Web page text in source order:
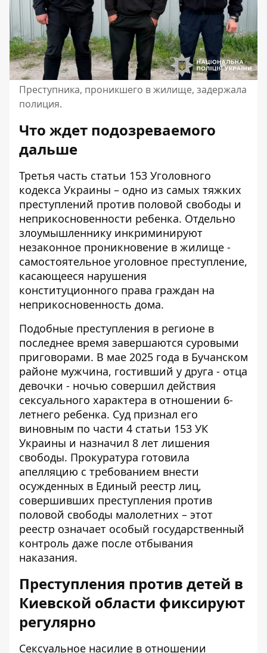
Преступника, проникшего в жилище, задержала
полиция.
Что ждет подозреваемого
дальше
Третья часть статьи 153 Уголовного
кодекса Украины – одно из самых тяжких
преступлений против половой свободы и
неприкосновенности ребенка. Отдельно
злоумышленнику инкриминируют
незаконное проникновение в жилище -
самостоятельное уголовное преступление,
касающееся нарушения
конституционного права граждан на
неприкосновенность дома.
Подобные преступления в регионе в
последнее время завершаются суровыми
приговорами. В мае 2025 года в Бучанском
районе мужчина, гостивший у друга - отца
девочки - ночью совершил действия
сексуального характера в отношении 6-
летнего ребенка. Суд признал его
виновным по части 4 статьи 153 УК
Украины и назначил 8 лет лишения
свободы. Прокуратура готовила
апелляцию с требованием внести
осужденных в Единый реестр лиц,
совершивших преступления против
половой свободы малолетних – этот
реестр означает особый государственный
контроль даже после отбывания
наказания.
Преступления против детей в
Киевской области фиксируют
регулярно
Сексуальное насилие в отношении